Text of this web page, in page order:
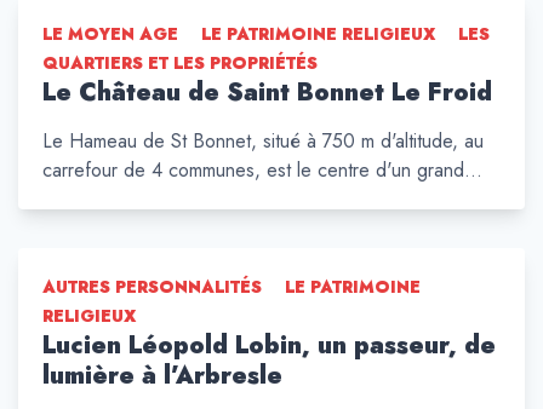
LE MOYEN AGE LE PATRIMOINE RELIGIEUX
LES
QUARTIERS ET LES PROPRIÉTÉS
Le Château de Saint Bonnet Le Froid
Le Hameau de St Bonnet, situé à 750 m d'altitude, au
carrefour de 4 communes, est le centre d'un grand…
AUTRES PERSONNALITÉS
LE PATRIMOINE
RELIGIEUX
Lucien Léopold Lobin, un passeur, de
lumière à l’Arbresle